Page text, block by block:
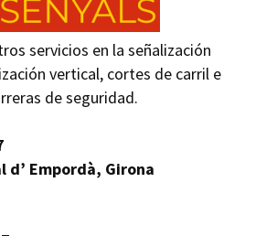
servicios en la señalización
vertical, cortes de carril e
de seguridad.
d’ Empordà, Girona